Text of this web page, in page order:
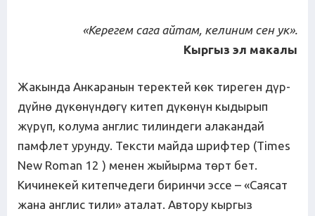
«Керегем сага айтам, келиним сен ук».
Кыргыз эл макалы
Жакында Анкаранын теректей көк тиреген дүр-
дүйнө дүкөнүндөгү китеп дүкөнүн кыдырып
жүрүп, колума англис тилиндеги алакандай
памфлет урунду. Тексти майда шрифтер (Times
New Roman 12 ) менен жыйырма төрт бет.
Кичинекей китепчедеги биринчи эссе – «Саясат
жана англис тили» аталат. Автору кыргыз